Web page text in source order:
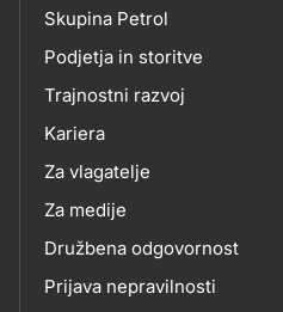
skupno.footer-
title???
O
NAS
Skupina Petrol
Podjetja in storitve
Trajnostni razvoj
Kariera
Za vlagatelje
Za medije
Družbena odgovornost
Prijava nepravilnosti